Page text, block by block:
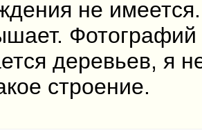
не
деревьев, я
строение.